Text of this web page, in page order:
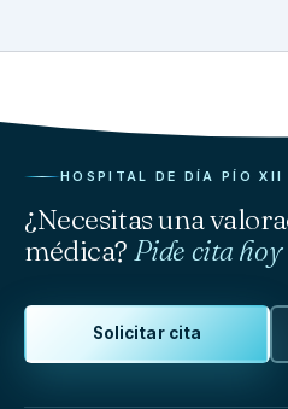
HOSPITAL DE DÍA PÍO XII
¿Necesitas una
médica? Pide cita hoy
Solicitar cita